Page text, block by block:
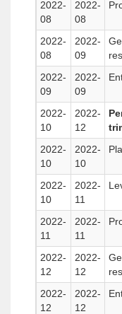
2022-
08
2022-
08
2022-
08
2022-
09
2022-
09
2022-
09
2022-
10
2022-
12
2022-
10
2022-
10
2022-
10
2022-
11
2022-
11
2022-
11
2022-
12
2022-
12
2022-
12
2022-
12